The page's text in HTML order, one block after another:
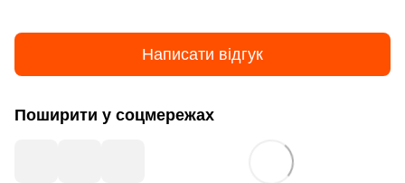
Написати відгук
Поширити у соцмережах